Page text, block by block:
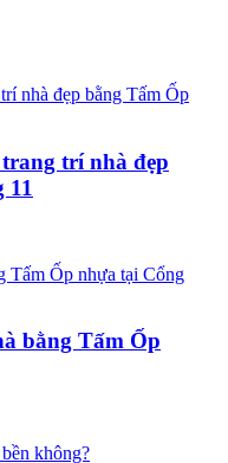
trí nhà đẹp
11
bằng Tấm Ốp